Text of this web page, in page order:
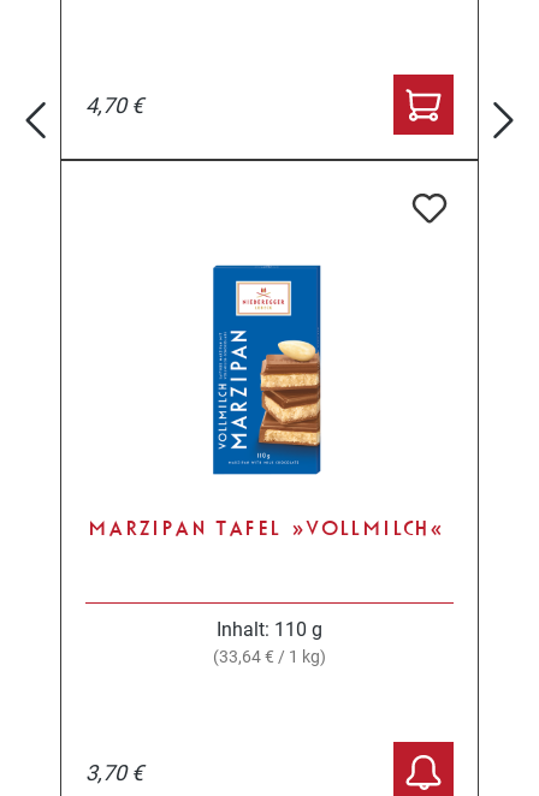
4,70 €
MARZIPAN TAFEL »VOLLMILCH«
Inhalt: 110 g
(33,64 € / 1 kg)
3,70 €